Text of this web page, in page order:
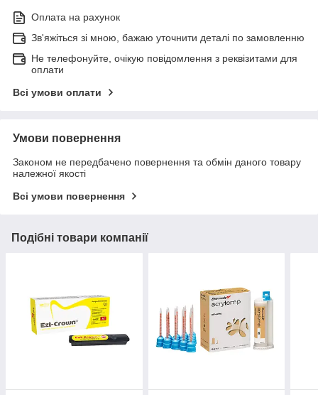
Оплата на рахунок
Зв'яжіться зі мною, бажаю уточнити деталі по замовленню
Не телефонуйте, очікую повідомлення з реквізитами для
оплати
Всі умови оплати
Умови повернення
Законом не передбачено повернення та обмін даного товару
належної якості
Всі умови повернення
Подібні товари компанії